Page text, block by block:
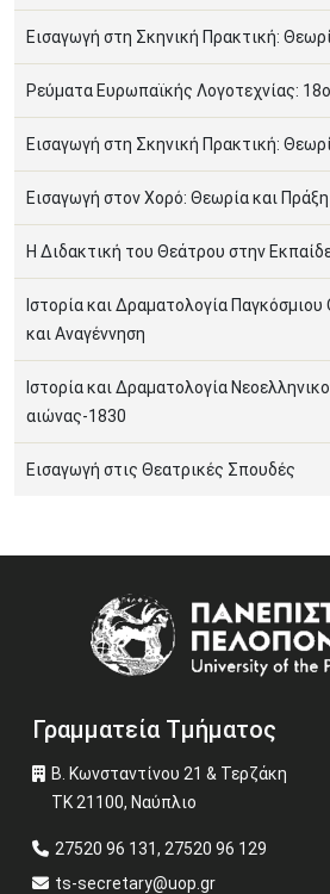
Εισαγωγή στη Σκηνική Πρακτική:
Ρεύματα Ευρωπαϊκής Λογοτεχνίας:
Εισαγωγή στη Σκηνική Πρακτική:
Εισαγωγή στον Χορό: Θεωρία και Πράξη
H Διδακτική του Θεάτρου στην
Ιστορία και Δραματολογία
και Αναγέννηση
Ιστορία και Δραματολογία
αιώνας-1830
Εισαγωγή στις Θεατρικές Σπουδές
Γραμματεία Τμήματος
Β. Κωνσταντίνου 21 & Τερζάκη
ΤΚ 21100, Ναύπλιο
27520 96 131, 27520 96 129
ts-secretary@uop.gr